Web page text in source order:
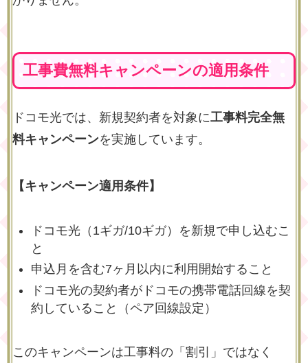
工事費無料キャンペーンの適用条件
ドコモ光では、新規契約者を対象に工事料完全無
料キャンペーンを実施しています。
【キャンペーン適用条件】
ドコモ光（1ギガ/10ギガ）を新規で申し込むこ
と
申込月を含む7ヶ月以内に利用開始すること
ドコモ光の契約者がドコモの携帯電話回線を契
約していること（ペア回線設定）
このキャンペーンは工事料の「割引」ではなく